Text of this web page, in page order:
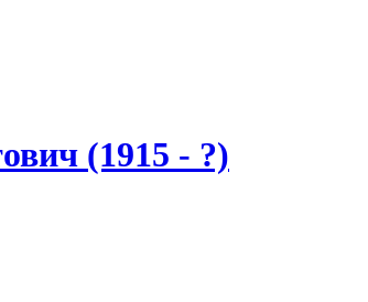
(1915 - ?)